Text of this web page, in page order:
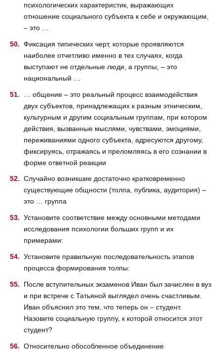
психологических характеристик, выражающих
отношение социального субъекта к себе и окружающим,
– это …
Фиксация типических черт, которые проявляются
наиболее отчетливо именно в тех случаях, когда
выступают не отдельные люди, а группы, – это
национальный …
… общение – это реальный процесс взаимодействия
двух субъектов, принадлежащих к разным этническим,
культурным и другим социальным группам, при котором
действия, вызванные мыслями, чувствами, эмоциями,
переживаниями одного субъекта, адресуются другому,
фиксируясь, отражаясь и преломляясь в его сознании в
форме ответной реакции
Случайно возникшие достаточно кратковременно
существующие общности (толпа, публика, аудитория) –
это … группа
Установите соответствие между основными методами
исследования психологии больших групп и их
примерами:
Установите правильную последовательность этапов
процесса формирования толпы:
После вступительных экзаменов Иван был зачислен в вуз
и при встрече с Татьяной выглядел очень счастливым.
Иван объяснил это тем, что теперь он – студент.
Назовите социальную группу, к которой относится этот
студент?
Относительно обособленное объединение